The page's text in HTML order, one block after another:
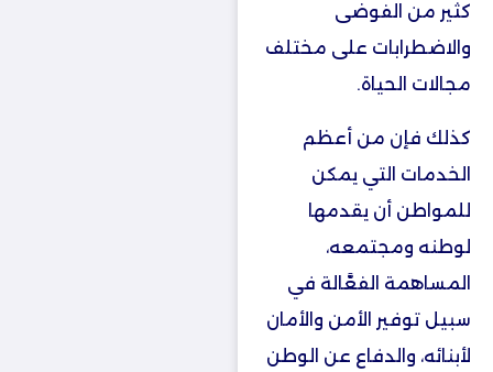
كثير من الفوضى
والاضطرابات على مختلف
مجالات الحياة.
كذلك فإن من أعظم
الخدمات التي يمكن
للمواطن أن يقدمها
لوطنه ومجتمعه،
المساهمة الفعَّالة في
سبيل توفير الأمن والأمان
لأبنائه، والدفاع عن الوطن